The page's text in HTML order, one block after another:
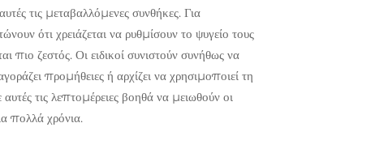
τις μεταβαλλόμενες συνθήκες. Για
ότι χρειάζεται να ρυθμίσουν το ψυγείο τους
πιο ζεστός. Οι ειδικοί συνιστούν συνήθως να
προμήθειες ή αρχίζει να χρησιμοποιεί τη
τις λεπτομέρειες βοηθά να μειωθούν οι
πολλά χρόνια.